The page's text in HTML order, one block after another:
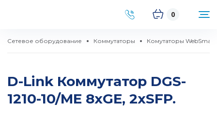
0
Сетевое оборудование Коммутаторы Комутаторы WebSmart
D-Link Коммутатор DGS-
1210-10/ME 8xGE, 2xSFP.